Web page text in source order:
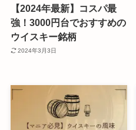
【2024年最新】コスパ最
強！3000円台でおすすめの
ウイスキー銘柄
2024年3月3日